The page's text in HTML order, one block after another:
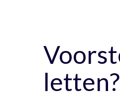
letten?